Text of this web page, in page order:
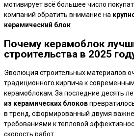
мотивирует всё большее число
компаний обратить внимание на
керамический блок
Почему керамоблок
строительства в 2025
Эволюция строительных материалов
традиционного кирпича к
керамоблокам. За последние десять
из керамических блоков
в тренд, сформированный двумя
требованиями к тепловой
скорость работ.